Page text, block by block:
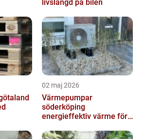
livslängd på bilen
02 maj 2026
Värmepumpar
söderköping
energieffektiv värme för